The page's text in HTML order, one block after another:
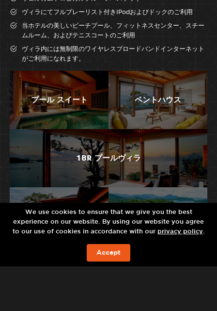
ヴィラにてフルプレーリスト付きIPodおよびドックのご利用
当ホテルの美しいビーチプール、フィットネスセンター、スチー
ムルーム、およびテニスコートのご利用
ヴィラ内には無制限のワイヤレスブロードバンドインターネット
がご利用になれます。
プール スイート ペントハウス
1BR プールヴィラ
2BR プールヴィラ ﾚｼﾞﾃﾞﾝｽｳﾞｨﾗ
今すぐの予約を!
We use cookies to ensure that we give you the best
experience on our website. By using our website you agree
to our use of cookies in accordance with our privacy policy.
Accept